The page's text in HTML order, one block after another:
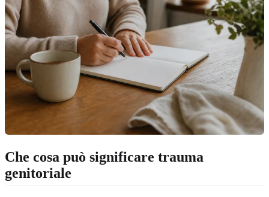
Che cosa può significare trauma
genitoriale